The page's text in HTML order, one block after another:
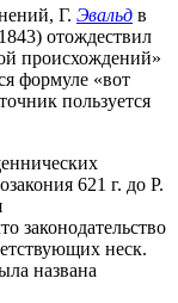
Г. Эвальд в
отождествил
происхождений»
формуле «вот
пользуется
621 г. до Р.
законодательство
неск.
названа